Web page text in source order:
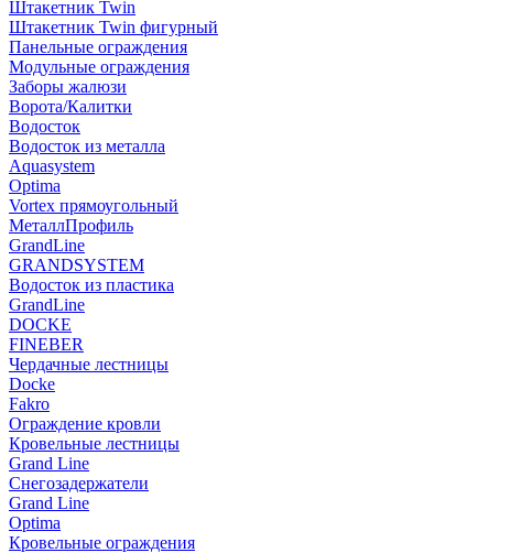
Штакетник Twin
Штакетник Twin фигурный
Панельные ограждения
Модульные ограждения
Заборы жалюзи
Ворота/Калитки
Водосток
Водосток из металла
Aquasystem
Optima
Vortex прямоугольный
МеталлПрофиль
GrandLine
GRANDSYSTEM
Водосток из пластика
GrandLine
DOCKE
FINEBER
Чердачные лестницы
Docke
Fakro
Ограждение кровли
Кровельные лестницы
Grand Line
Снегозадержатели
Grand Line
Optima
Кровельные ограждения